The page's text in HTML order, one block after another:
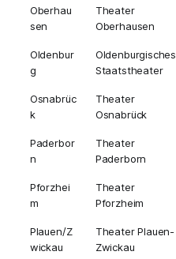
Oberhau
sen
Theater
Oberhausen
Oldenbur
g
Oldenburgisches
Staatstheater
Osnabrüc
k
Theater
Osnabrück
Paderbor
n
Theater
Paderborn
Pforzhei
m
Theater
Pforzheim
Plauen/Z
wickau
Theater Plauen-
Zwickau